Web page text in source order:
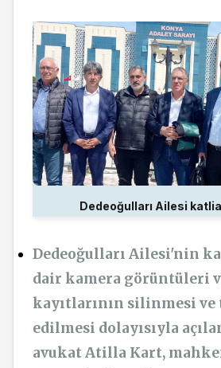
Dedeoğulları Ailesi
Dedeoğulları Ailesi'nin
dair kamera görüntüleri
kayıtlarının silinmesi
edilmesi dolayısıyla
avukat Atilla Kart,